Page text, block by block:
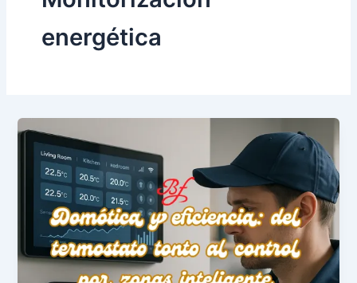
energética